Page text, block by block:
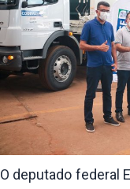
O deputado federal